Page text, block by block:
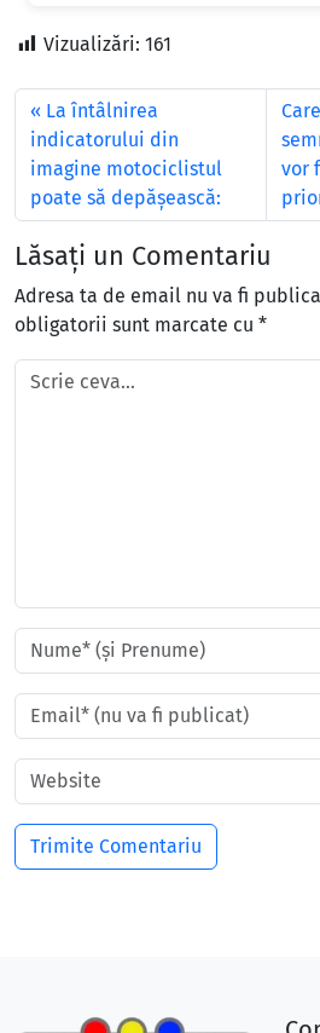
Vizualizări: 161
La întâlnirea
indicatorului din
imagine motociclistul
poate să depăşească:
vor
Lăsați un Comentariu
Adresa ta de email nu va fi
obligatorii sunt marcate cu *